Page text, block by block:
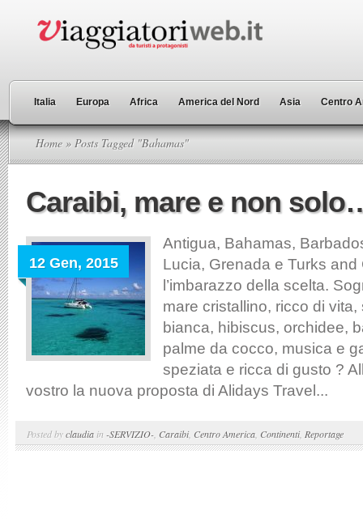
Italia Europa Africa America del Nord Asia Centro
Home » Posts Tagged "Bahamas"
Caraibi, mare e non
12 Gen, 2015
Antigua, Bahamas,
Lucia, Grenada e Turks and
l’imbarazzo della scelta.
mare cristallino, ricco di
bianca, hibiscus, orchidee,
palme da cocco, musica e
speziata e ricca di gusto ?
vostro la nuova proposta di Alidays Travel...
Posted byclaudia in -SERVIZIO- Caraibi, Centro America Continenti, Reportage